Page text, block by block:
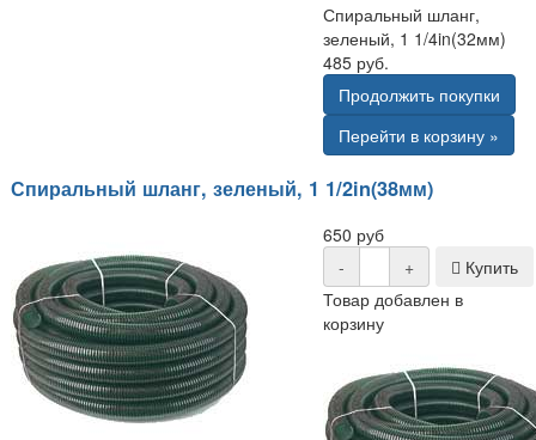
Спиральный шланг,
зеленый, 1 1/4in(32мм)
485 руб.
Продолжить покупки
Перейти в корзину »
Спиральный шланг, зеленый, 1 1/2in(38мм)
650 руб
-
+
Купить
Товар добавлен в
корзину